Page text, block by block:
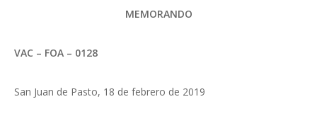
MEMORANDO
VAC – FOA – 0128
San Juan de Pasto, 18 de febrero de 2019